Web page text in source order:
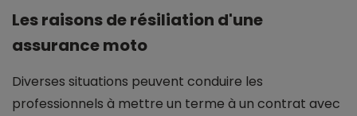
Les raisons de résiliation d'une
assurance moto
Diverses situations peuvent conduire les
professionnels à mettre un terme à un contrat avec